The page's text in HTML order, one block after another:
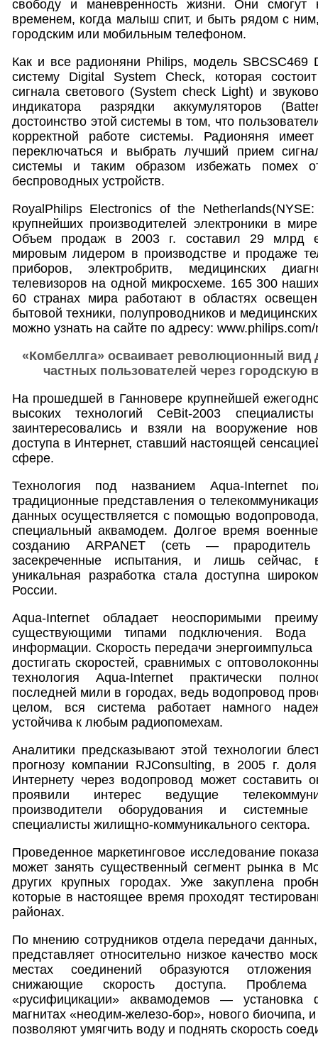
свободу и маневренность жизни. Они смогут
временем, когда малыш спит, и быть рядом с
городским или мобильным телефоном.
Как и все радионяни Philips, модель SBCSC469
систему Digital System Check, которая
сигнала светового (System check Light) и
индикатора разрядки аккумуляторов
достоинство этой системы в том, что
корректной работе системы. Радионяня
переключаться и выбрать лучший прием
системы и таким образом избежать помех
беспроводных устройств.
RoyalPhilips Electronics of the
крупнейших производителей электроники в
Объем продаж в 2003 г. составил 29 млрд
мировым лидером в производстве и продаже
приборов, электробритв, медицинских
телевизоров на одной микросхеме. 165 300
60 странах мира работают в областях
бытовой техники, полупроводников и
можно узнать на сайте по адресу:
«Комбеллга» осваивает революционный вид
частных пользователей через городскую
На прошедшей в Ганновере крупнейшей
высоких технологий CeBit-2003
заинтересовались и взяли на вооружение
доступа в Интернет, ставший настоящей
сфере.
Технология под названием Aqua-Internet
традиционные представления о
данных осуществляется с помощью
специальный аквамодем. Долгое время
созданию ARPANET (сеть — прародитель
засекреченные испытания, и лишь сейчас,
уникальная разработка стала доступна
России.
Aqua-Internet обладает неоспоримыми
существующими типами подключения.
информации. Скорость передачи
достигать скоростей, сравнимых с
технология Aqua-Internet практически
последней мили в городах, ведь водопровод
целом, вся система работает намного
устойчива к любым радиопомехам.
Аналитики предсказывают этой технологии
прогнозу компании RJConsulting, в 2005 г.
Интернету через водопровод может составить
проявили интерес ведущие
производители оборудования и
специалисты жилищно-коммуникального сектора.
Проведенное маркетинговое исследование
может занять существенный сегмент рынка в
других крупных городах. Уже закуплена
которые в настоящее время проходят
районах.
По мнению сотрудников отдела передачи
представляет относительно низкое качество
местах соединений образуются
снижающие скорость доступа.
«русифицикации» аквамодемов — установка
магнитах «неодим-железо-бор», нового биочипа,
позволяют умягчить воду и поднять скорость